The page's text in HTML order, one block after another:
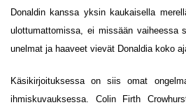
Donaldin kanssa yksin kaukaisella
ulottumattomissa, ei missään vaiheessa
unelmat ja haaveet vievät Donaldia koko
Käsikirjoituksessa on siis omat
ihmiskuvauksessa. Colin Firth